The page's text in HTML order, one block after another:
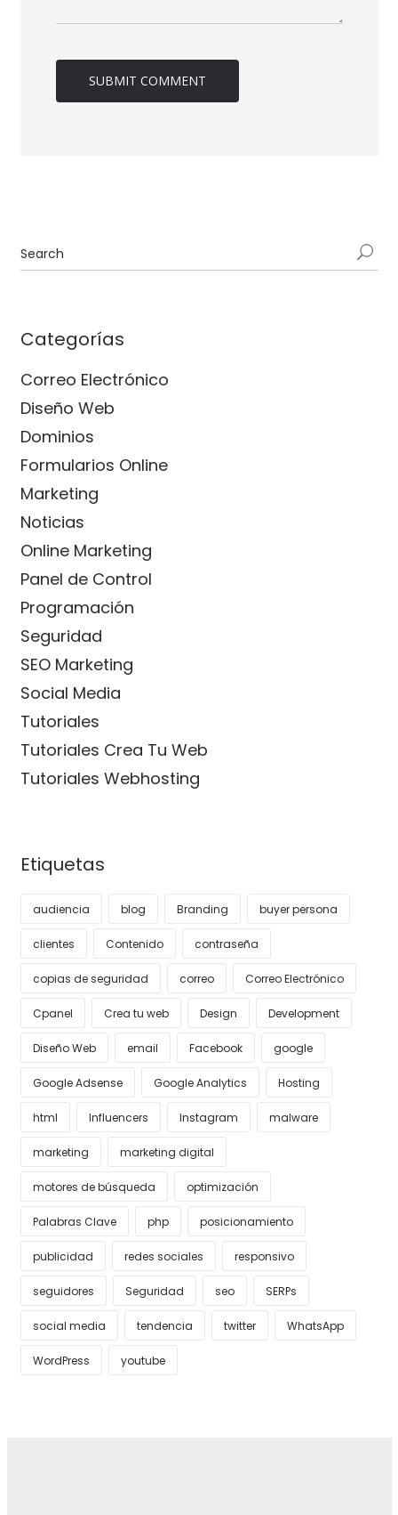
Categorías
Correo Electrónico
Diseño Web
Dominios
Formularios Online
Marketing
Noticias
Online Marketing
Panel de Control
Programación
Seguridad
SEO Marketing
Social Media
Tutoriales
Tutoriales Crea Tu Web
Tutoriales Webhosting
Etiquetas
audiencia blog Branding buyer persona
clientes Contenido contraseña
copias de seguridad correo Correo Electrónico
Cpanel Crea tu web Design Development
Diseño Web email Facebook google
Google Adsense Google Analytics Hosting
html Influencers Instagram malware
marketing marketing digital
motores de búsqueda optimización
Palabras Clave php posicionamiento
publicidad redes sociales responsivo
seguidores Seguridad seo SERPs
social media tendencia twitter WhatsApp
WordPress youtube